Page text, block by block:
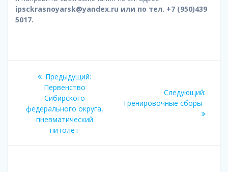
ipsckrasnoyarsk@yandex.ru или по тел. +7 (950)439
5017.
Навигация
записям
Предыдущий:
Первенство
Сибирского
федерального округа,
пневматический
питолет
Следующий:
Тренировочные сборы